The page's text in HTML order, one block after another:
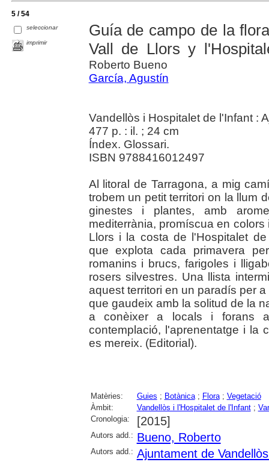
5 / 54
seleccionar
imprimir
Guía de campo de la
Vall de Llors y
Roberto Bueno
García, Agustín
Vandellòs i Hospitalet de l'Infant :
477 p. : il. ; 24 cm
Índex. Glossari.
ISBN 9788416012497
Al litoral de Tarragona, a mig
trobem un petit territori on la llum
ginestes i plantes, amb
mediterrània, promíscua en
Llors i la costa de l'Hospitalet
que explota cada primavera
romanins i brucs, farigoles i
rosers silvestres. Una llista
aquest territori en un paradís per
que gaudeix amb la solitud de la
a conèixer a locals i forans
contemplació, l'aprenentatge i la
es mereix. (Editorial).
Matèries: Guies ; Botànica; Flora; Vegetació
Àmbit:
Vandellòs i l'Hospitalet de l'Infant;
Cronologia:
[2015]
Autors add.: Bueno, Roberto
Autors add.: Ajuntament de